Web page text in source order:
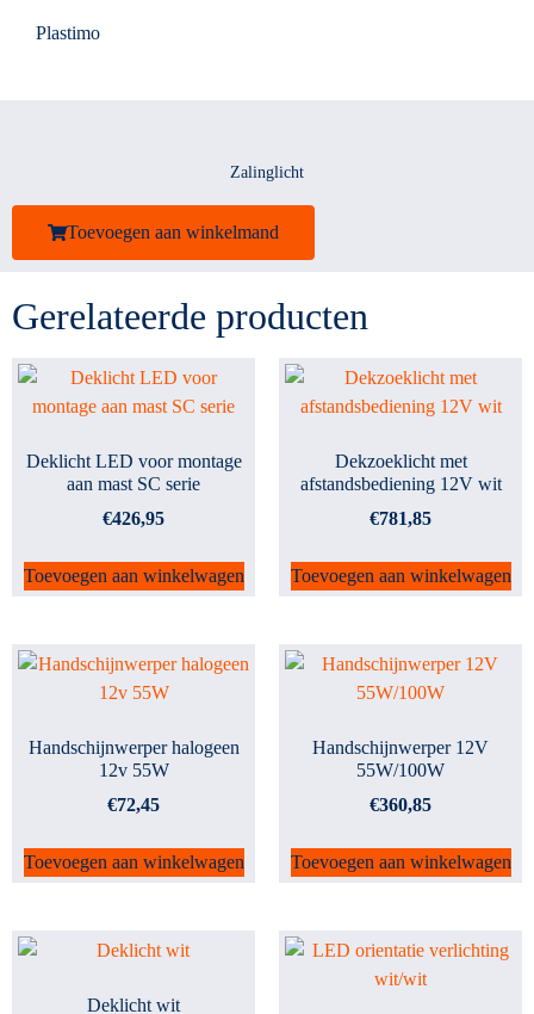
Plastimo
Zalinglicht
Toevoegen aan winkelmand
Gerelateerde producten
Deklicht LED voor montage
aan mast SC serie
€426,95
Toevoegen aan winkelwagen
Dekzoeklicht met
afstandsbediening 12V wit
€781,85
Toevoegen aan winkelwagen
Handschijnwerper halogeen
12v 55W
€72,45
Toevoegen aan winkelwagen
Handschijnwerper 12V
55W/100W
€360,85
Toevoegen aan winkelwagen
Deklicht wit